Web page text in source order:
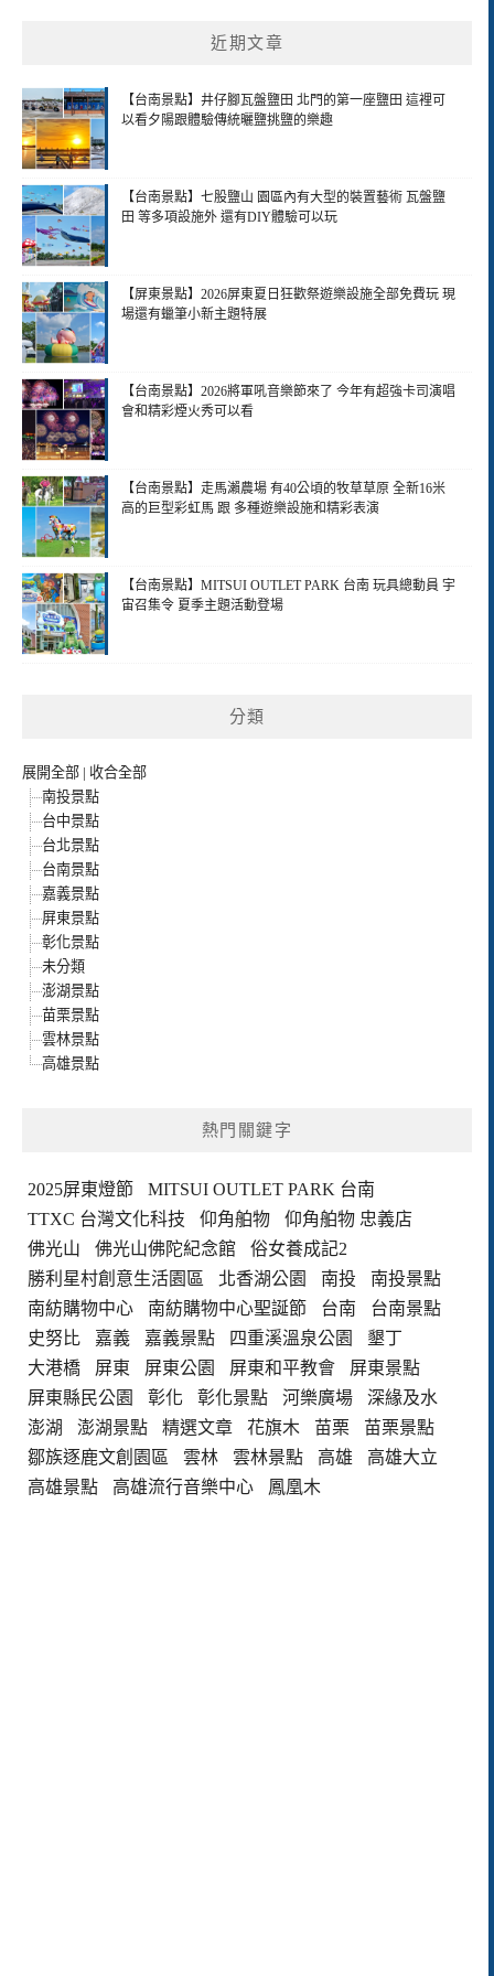
近期文章
【台南景點】井仔腳瓦盤鹽田 北門的第一座鹽田 這裡可
以看夕陽跟體驗傳統曬鹽挑鹽的樂趣
【台南景點】七股鹽山 園區內有大型的裝置藝術 瓦盤鹽
田 等多項設施外 還有DIY體驗可以玩
【屏東景點】2026屏東夏日狂歡祭遊樂設施全部免費玩 現
場還有蠟筆小新主題特展
【台南景點】2026將軍吼音樂節來了 今年有超強卡司演唱
會和精彩煙火秀可以看
【台南景點】走馬瀨農場 有40公頃的牧草草原 全新16米
高的巨型彩虹馬 跟 多種遊樂設施和精彩表演
【台南景點】MITSUI OUTLET PARK 台南 玩具總動員 宇
宙召集令 夏季主題活動登場
分類
展開全部 | 收合全部
南投景點
台中景點
台北景點
台南景點
嘉義景點
屏東景點
彰化景點
未分類
澎湖景點
苗栗景點
雲林景點
高雄景點
熱門關鍵字
2025屏東燈節
MITSUI OUTLET PARK 台南
TTXC 台灣文化科技
仰角舶物
仰角舶物 忠義店
佛光山
佛光山佛陀紀念館
俗女養成記2
勝利星村創意生活園區
北香湖公園 南投
南投景點
南紡購物中心
南紡購物中心聖誕節 台南
台南景點
史努比
嘉義 嘉義景點 四重溪溫泉公園
墾丁
大港橋
屏東 屏東公園 屏東和平教會
屏東景點
屏東縣民公園
彰化 彰化景點 河樂廣場
深緣及水
澎湖
澎湖景點 精選文章 花旗木 苗栗
苗栗景點
鄒族逐鹿文創園區
雲林 雲林景點 高雄
高雄大立
高雄景點
高雄流行音樂中心 鳳凰木